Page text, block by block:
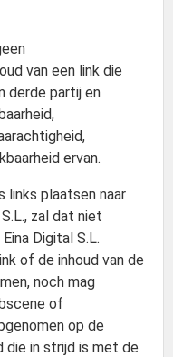
van een link die
derde partij en
ervan.
links plaatsen naar
zal dat niet
Digital S.L.
of de inhoud van de
noch mag
of
op de
die in strijd is met de